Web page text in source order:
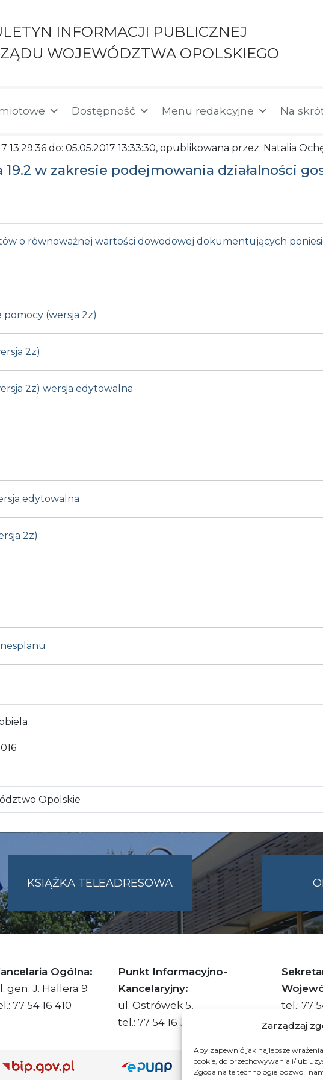
Zarządzaj
Aby zapewnić jak najlepsze
cookie, do przechowywania i/lub
Zgoda na te technologie pozwoli
INFORMACJI PUBLICZNEJ
WOJEWÓDZTWA OPOLSKIEGO
Dostępność Menu redakcyjne Na
13:29:36 do: 05.05.2017 13:33:30, opublikowana przez: Natalia
w zakresie podejmowania działalności
o równoważnej wartości dowodowej dokumentujących
pomocy (wersja 2z)
2z)
2z) wersja edytowalna
edytowalna
2z)
Opolskie
KSIĄŻKA TELEADRESOWA
Ogólna:
gen. J. Hallera 9
77 54 16 410
Punkt Informacyjno-
Kancelaryjny:
ul. Ostrówek 5,
tel.: 77 54 16 332
tel.: 77
faks: 77
Adres ePUAP Urzędu: